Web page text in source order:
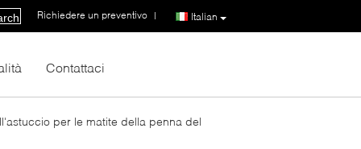
Italian
Richiedere un preventivo |
Contattaci
per le matite della penna del